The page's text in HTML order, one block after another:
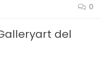
0
del